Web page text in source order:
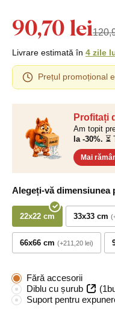
Profitați
Am topit
la -30%. ⏳
Mai
Alegeți-vă dimensiunea
22x22 cm 33x33 cm
66x66 cm +211,20 lei
90,70 lei
Livrare estimată în 4 zile
Prețul promoțional
Fără accesorii
Diblu cu șurub
Suport pentru